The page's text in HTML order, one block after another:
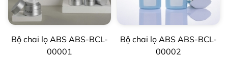
Bộ chai lọ ABS ABS-BCL-
00001
Bộ chai lọ ABS ABS-BCL-
00002